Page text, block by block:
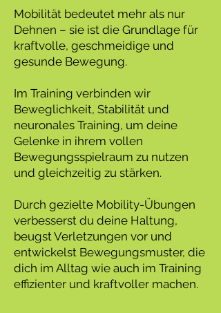
Mobilität bedeutet mehr als nur
Dehnen – sie ist die Grundlage für
kraftvolle, geschmeidige und
gesunde Bewegung.
Im Training verbinden wir
Beweglichkeit, Stabilität und
neuronales Training, um deine
Gelenke in ihrem vollen
Bewegungsspielraum zu nutzen
und gleichzeitig zu stärken.
Durch gezielte Mobility-Übungen
verbesserst du deine Haltung,
beugst Verletzungen vor und
entwickelst Bewegungsmuster, die
dich im Alltag wie auch im Training
effizienter und kraftvoller machen.